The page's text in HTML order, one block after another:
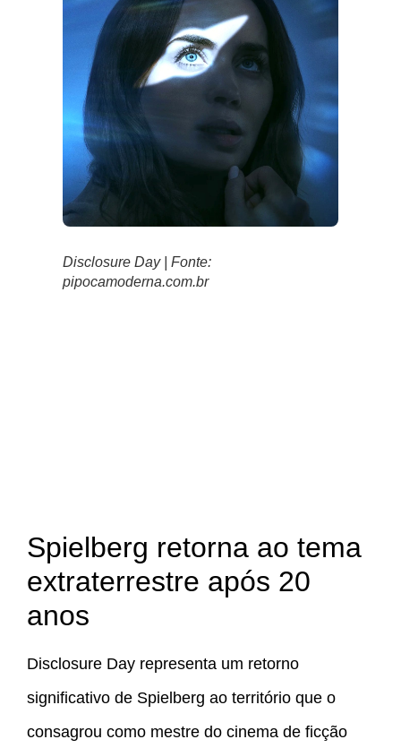
Disclosure Day | Fonte:
pipocamoderna.com.br
Spielberg retorna ao tema
extraterrestre após 20
anos
Disclosure Day representa um retorno
significativo de Spielberg ao território que o
consagrou como mestre do cinema de ficção